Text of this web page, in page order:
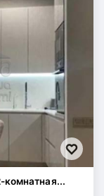
комнатная...